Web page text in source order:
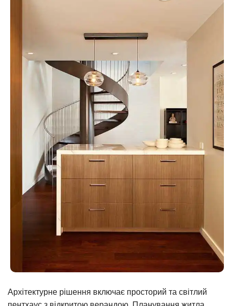
Архітектурне рішення включає просторий та світлий